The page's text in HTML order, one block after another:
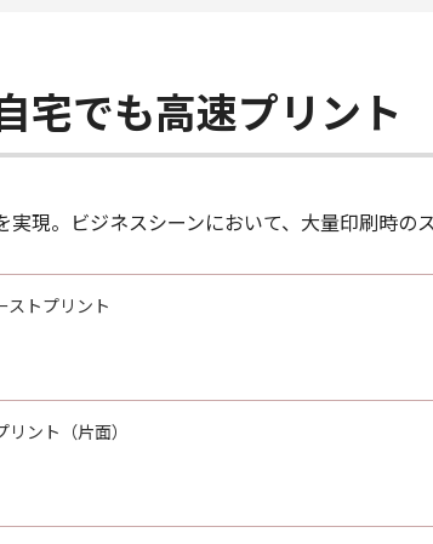
宅でも高速プリント
現。ビジネスシーンにおいて、大量印刷時の
ストプリント
リント（片面）